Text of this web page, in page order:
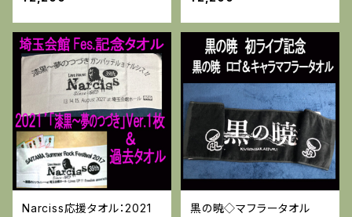
Narciss応援タオル：2021
黒の暁◇マフラータオル